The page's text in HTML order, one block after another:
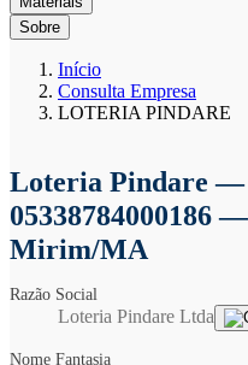
Sobre
Início
Consulta Empresa
LOTERIA PINDARE
Loteria Pindare—
05338784000186
Mirim/MA
Razão Social
Loteria Pindare Ltda
Nome Fantasia